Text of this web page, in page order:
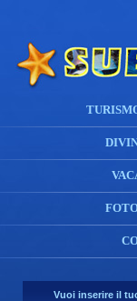
Vuoi inserire il